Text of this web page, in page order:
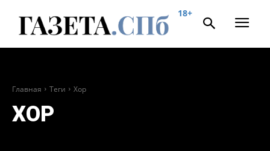
18+
Главная Теги Хор
ХОР